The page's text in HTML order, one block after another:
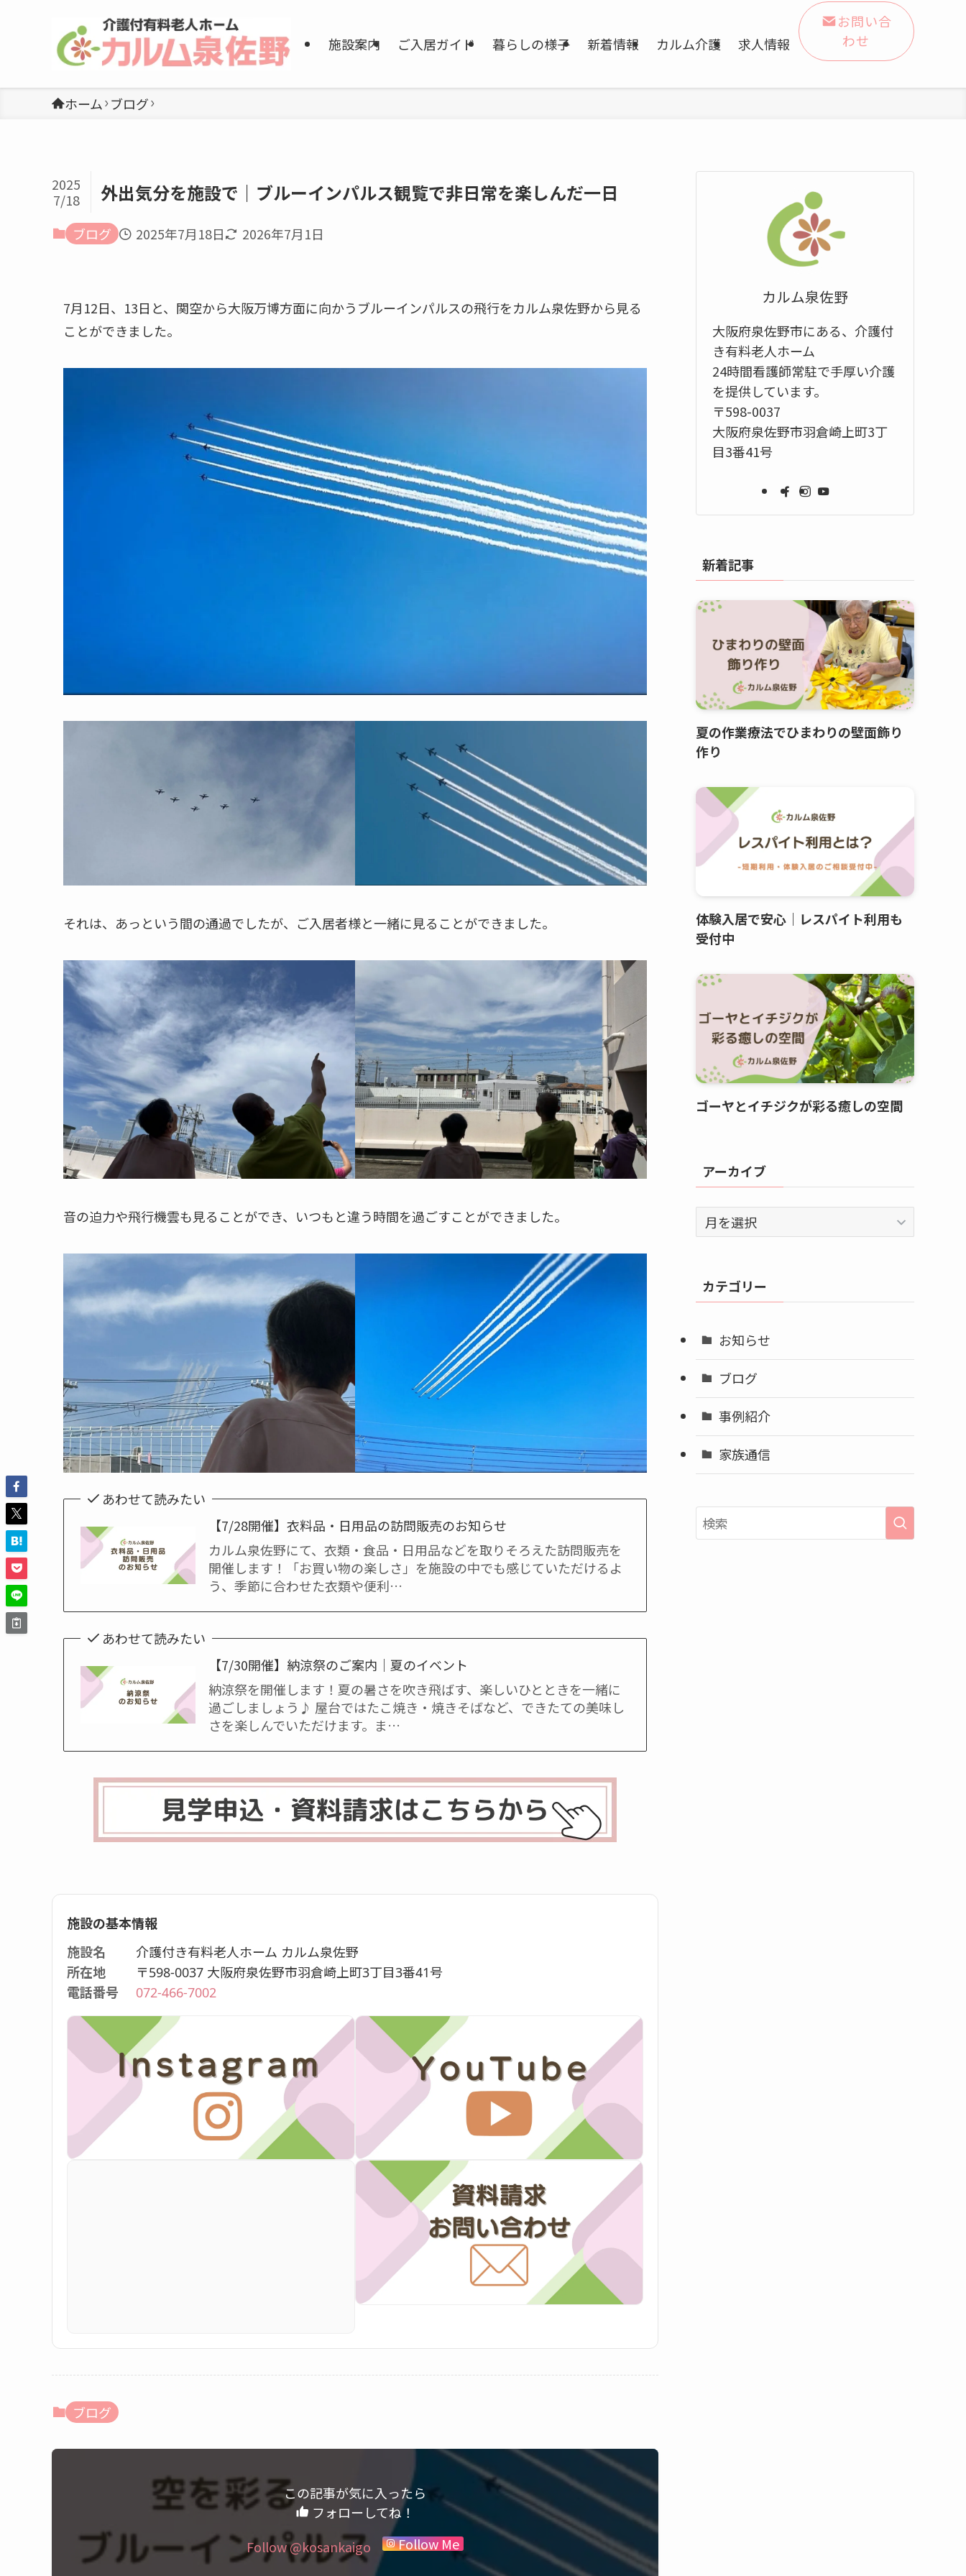
施設案内 ご入居ガイド 暮らしの様子 新着情報 カルム介護 求人情報
お問い合
わせ
ホーム ブログ
外出気分を施設で｜ブルーインパルス観覧で非日常を楽しんだ一日
2025
7/18
ブログ
2025年7月18日 2026年7月1日
7月12日、13日と、関空から大阪万博方面に向かうブルーインパルスの飛行をカルム泉佐野から見る
ことができました。
それは、あっという間の通過でしたが、ご入居者様と一緒に見ることができました。
音の迫力や飛行機雲も見ることができ、いつもと違う時間を過ごすことができました。
あわせて読みたい
【7/28開催】衣料品・日用品の訪問販売のお知らせ
カルム泉佐野にて、衣類・食品・日用品などを取りそろえた訪問販売を
開催します！「お買い物の楽しさ」を施設の中でも感じていただけるよ
う、季節に合わせた衣類や便利…
あわせて読みたい
【7/30開催】納涼祭のご案内｜夏のイベント
納涼祭を開催します！夏の暑さを吹き飛ばす、楽しいひとときを一緒に
過ごしましょう♪ 屋台ではたこ焼き・焼きそばなど、できたての美味し
さを楽しんでいただけます。ま…
施設の基本情報
施設名
介護付き有料老人ホーム カルム泉佐野
所在地
〒598-0037 大阪府泉佐野市羽倉崎上町3丁目3番41号
電話番号
072-466-7002
ブログ
この記事が気に入ったら
フォローしてね！
Follow @kosankaigo
Follow Me
カルム泉佐野
大阪府泉佐野市にある、介護付
き有料老人ホーム
24時間看護師常駐で手厚い介護
を提供しています。
〒598-0037
大阪府泉佐野市羽倉崎上町3丁
目3番41号
新着記事
夏の作業療法でひまわりの壁面飾り
作り
体験入居で安心｜レスパイト利用も
受付中
ゴーヤとイチジクが彩る癒しの空間
アーカイブ
ア
ー
イ
ブ
カテゴリー
お知らせ
ブログ
事例紹介
家族通信